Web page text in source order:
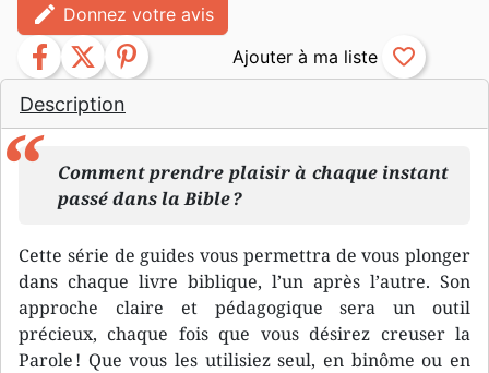
Description
Comment prendre plaisir à chaque instant
passé dans la Bible ?
Cette série de guides vous permettra de vous plonger
dans chaque livre biblique, l’un après l’autre. Son
approche claire et pédagogique sera un outil
précieux, chaque fois que vous désirez creuser la
Parole ! Que vous les utilisiez seul, en binôme ou en
edit Donnez votre avis
facebook twitter pinterest favorite_border